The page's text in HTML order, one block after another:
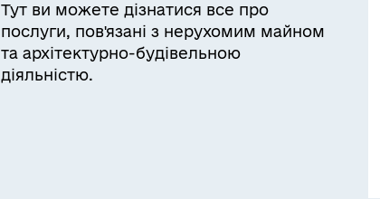
Тут ви можете дізнатися все про
послуги, пов'язані з нерухомим майном
та архітектурно-будівельною
діяльністю.